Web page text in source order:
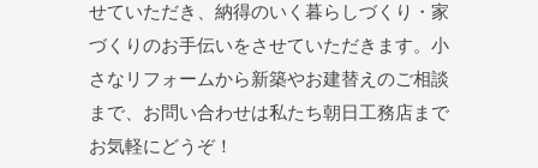
せていただき、納得のいく暮らしづくり・家
づくりのお手伝いをさせていただきます。小
さなリフォームから新築やお建替えのご相談
まで、お問い合わせは私たち朝日工務店まで
お気軽にどうぞ！